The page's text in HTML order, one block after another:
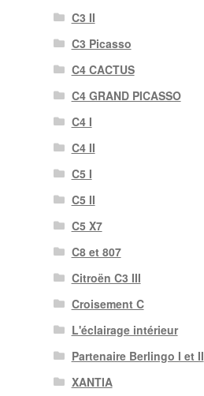
C3 II
C3 Picasso
C4 CACTUS
C4 GRAND PICASSO
C4 I
C4 II
C5 I
C5 II
C5 X7
C8 et 807
Citroën C3 III
Croisement C
L'éclairage intérieur
Partenaire Berlingo I et II
XANTIA